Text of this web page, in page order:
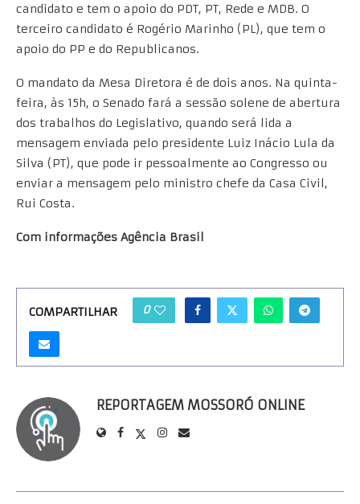
candidato e tem o apoio do PDT, PT, Rede e MDB. O
terceiro candidato é Rogério Marinho (PL), que tem o
apoio do PP e do Republicanos.
O mandato da Mesa Diretora é de dois anos. Na quinta-
feira, às 15h, o Senado fará a sessão solene de abertura
dos trabalhos do Legislativo, quando será lida a
mensagem enviada pelo presidente Luiz Inácio Lula da
Silva (PT), que pode ir pessoalmente ao Congresso ou
enviar a mensagem pelo ministro chefe da Casa Civil,
Rui Costa.
Com informações Agência Brasil
COMPARTILHAR 0
REPORTAGEM MOSSORÓ ONLINE